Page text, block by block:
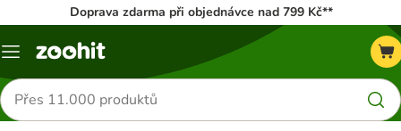
Doprava zdarma při objednávce nad 799 Kč**
Menu
Hledat
produkty